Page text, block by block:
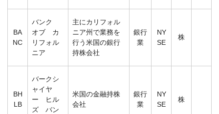
BA
NC
バンク
オブ カ
リフォル
ニア
主にカリフォル
ニア州で業務を
行う米国の銀行
持株会社
銀行
業
NY
SE
株
BH
LB
バークシ
ャイヤ
ー ヒル
ズ バン
米国の金融持株
会社
銀行
業
NY
SE
株